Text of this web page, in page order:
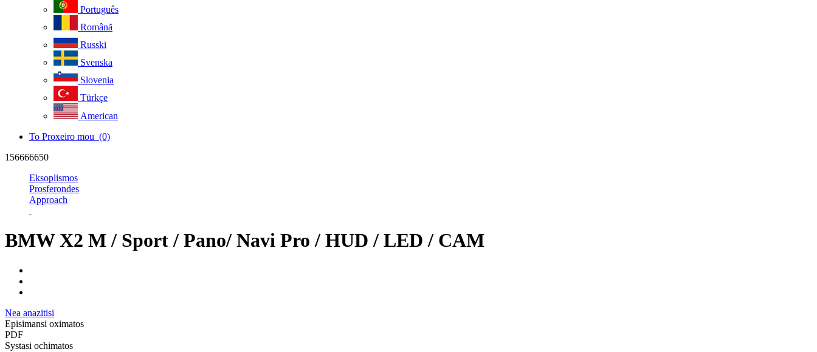
Português
Românã
Russki
Svenska
Slovenia
Türkçe
American
To Proxeiro mou (0)
156666650
Eksoplismos
Prosferondes
Approach
BMW X2 M / Sport / Pano/ Navi Pro / HUD / LED / CAM
Nea anazitisi
Episimansi oximatos
PDF
Systasi ochimatos